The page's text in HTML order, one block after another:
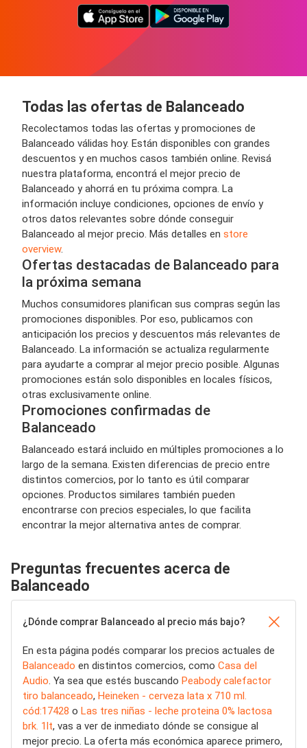
Todas las ofertas de Balanceado
Recolectamos todas las ofertas y promociones de
Balanceado válidas hoy. Están disponibles con grandes
descuentos y en muchos casos también online. Revisá
nuestra plataforma, encontrá el mejor precio de
Balanceado y ahorrá en tu próxima compra. La
información incluye condiciones, opciones de envío y
otros datos relevantes sobre dónde conseguir
Balanceado al mejor precio. Más detalles en store
overview.
Ofertas destacadas de Balanceado para
la próxima semana
Muchos consumidores planifican sus compras según las
promociones disponibles. Por eso, publicamos con
anticipación los precios y descuentos más relevantes de
Balanceado. La información se actualiza regularmente
para ayudarte a comprar al mejor precio posible. Algunas
promociones están solo disponibles en locales físicos,
otras exclusivamente online.
Promociones confirmadas de
Balanceado
Balanceado estará incluido en múltiples promociones a lo
largo de la semana. Existen diferencias de precio entre
distintos comercios, por lo tanto es útil comparar
opciones. Productos similares también pueden
encontrarse con precios especiales, lo que facilita
encontrar la mejor alternativa antes de comprar.
Preguntas frecuentes acerca de
Balanceado
¿Dónde comprar Balanceado al precio más bajo?
En esta página podés comparar los precios actuales de
Balanceado en distintos comercios, como Casa del
Audio . Ya sea que estés buscando Peabody calefactor
tiro balanceado, Heineken - cerveza lata x 710 ml.
cód:17428 o Las tres niñas - leche proteina 0% lactosa
brk. 1lt, vas a ver de inmediato dónde se consigue al
mejor precio. La oferta más económica aparece primero,